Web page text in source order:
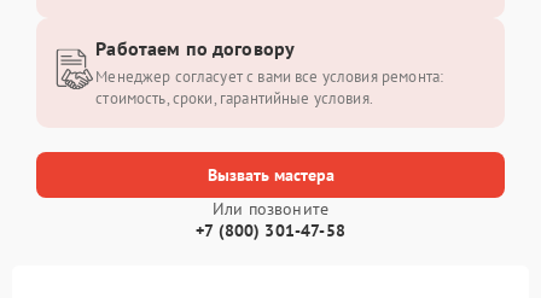
Вызвать мастера
Или позвоните
+7 (800) 301-47-58
Работаем по договору
Менеджер согласует с вами все условия ремонта:
стоимость, сроки, гарантийные условия.